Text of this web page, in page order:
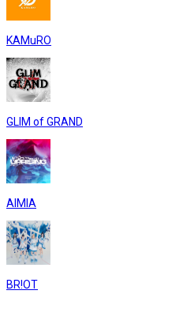
KAMuRO
GLIM of GRAND
AIMIA
BR!OT